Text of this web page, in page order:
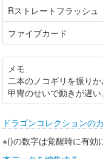
Rストレートフラッシュ
ファイブカード
メモ
二本のノコギリを振り
甲冑のせいで動きが遅い
ドラゴンコレクションの
※()の数字は覚醒時に有効